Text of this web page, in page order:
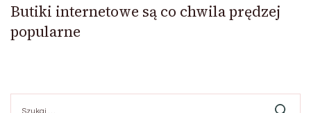
Butiki internetowe są co chwila prędzej
popularne